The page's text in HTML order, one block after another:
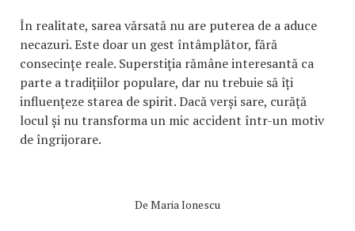
În realitate, sarea vărsată nu are puterea de a aduce
necazuri. Este doar un gest întâmplător, fără
consecințe reale. Superstiția rămâne interesantă ca
parte a tradițiilor populare, dar nu trebuie să îți
influențeze starea de spirit. Dacă verși sare, curăță
locul și nu transforma un mic accident într-un motiv
de îngrijorare.
De Maria Ionescu